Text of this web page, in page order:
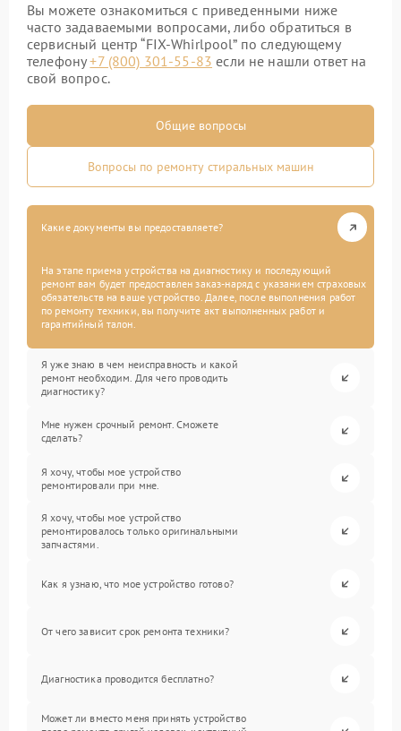
Вы можете ознакомиться с приведенными ниже
часто задаваемыми вопросами, либо обратиться в
сервисный центр “FIX-Whirlpool” по следующему
телефону+7 (800) 301-55-83 если не нашли ответ на
свой вопрос.
Общие вопросы
Вопросы по ремонту стиральных машин
Какие документы вы предоставляете?
На этапе приема устройства на диагностику и последующий
ремонт вам будет предоставлен заказ-наряд с указанием страховых
обязательств на ваше устройство. Далее, после выполнения работ
по ремонту техники, вы получите акт выполненных работ и
гарантийный талон.
Я уже знаю в чем неисправность и какой
ремонт необходим. Для чего проводить
диагностику?
Мне нужен срочный ремонт. Сможете
сделать?
Я хочу, чтобы мое устройство
ремонтировали при мне.
Я хочу, чтобы мое устройство
ремонтировалось только оригинальными
запчастями.
Как я узнаю, что мое устройство готово?
От чего зависит срок ремонта техники?
Диагностика проводится бесплатно?
Может ли вместо меня принять устройство